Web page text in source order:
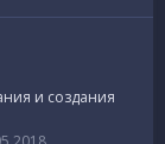
и создания